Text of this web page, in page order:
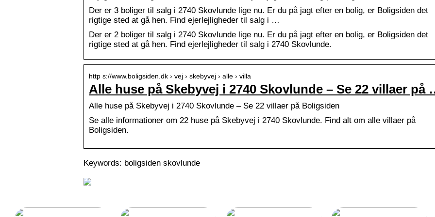
Der er 3 boliger til salg i 2740 Skovlunde lige nu. Er du på jagt efter en bolig, er Boligsiden det
rigtige sted at gå hen. Find ejerlejligheder til salg i …
Der er 2 boliger til salg i 2740 Skovlunde lige nu. Er du på jagt efter en bolig, er Boligsiden det
rigtige sted at gå hen. Find ejerlejligheder til salg i 2740 Skovlunde.
http s://www.boligsiden.dk › vej › skebyvej › alle › villa
Alle huse på Skebyvej i 2740 Skovlunde – Se 22 villaer på
Alle huse på Skebyvej i 2740 Skovlunde – Se 22 villaer på Boligsiden
Se alle informationer om 22 huse på Skebyvej i 2740 Skovlunde. Find alt om alle villaer på
Boligsiden.
Keywords: boligsiden skovlunde